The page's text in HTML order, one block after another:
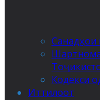
Санадҳои
Кодекси
Иттилоот